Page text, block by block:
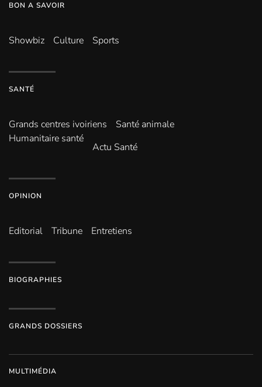
BON A SAVOIR
Showbiz Culture Sports
SANTÉ
Grands centres ivoiriens
Santé animale
Humanitaire santé
Actu Santé
OPINION
Editorial Tribune Entretiens
BIOGRAPHIES
GRANDS DOSSIERS
MULTIMÉDIA